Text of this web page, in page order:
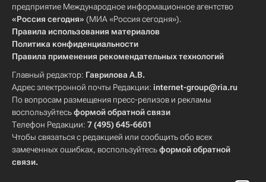
предприятие Международное информационное агентство
«Россия сегодня» (МИА «Россия сегодня»).
Правила использования материалов
Политика конфиденциальности
Правила применения рекомендательных технологий
Главный редактор: Гаврилова А.В.
Адрес электронной почты Редакции: internet-group@ria.ru
По вопросам размещения пресс-релизов и рекламы
воспользуйтесьформой обратной связи
Телефон Редакции: 7 (495) 645-6601
Чтобы связаться с редакцией или сообщить обо всех
замеченных ошибках, воспользуйтесьформой обратной
связи.